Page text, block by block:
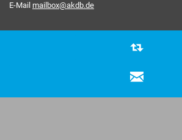
E-Mail mailbox@akdb.de
© 2026 Smart Data Services